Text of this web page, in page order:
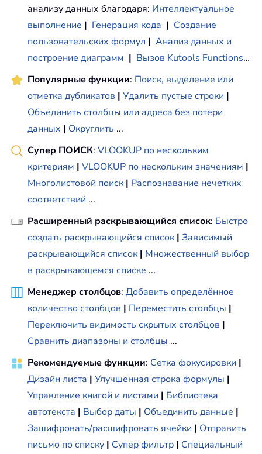
анализу данных благодаря: Интеллектуальное
выполнение | Генерация кода | Создание
пользовательских формул | Анализ данных и
построение диаграмм | Вызов Kutools Functions…
Популярные функции: Поиск, выделение или
отметка дубликатов | Удалить пустые строки |
Объединить столбцы или адреса без потери
данных | Округлить ...
Супер ПОИСК: VLOOKUP по нескольким
критериям | VLOOKUP по нескольким значениям |
Многолистовой поиск | Распознавание нечетких
соответствий ...
Расширенный раскрывающийся список: Быстро
создать раскрывающийся список | Зависимый
раскрывающийся список | Множественный выбор
в раскрывающемся списке ...
Менеджер столбцов: Добавить определённое
количество столбцов | Переместить столбцы |
Переключить видимость скрытых столбцов |
Сравнить диапазоны и столбцы ...
Рекомендуемые функции: Сетка фокусировки |
Дизайн листа | Улучшенная строка формулы |
Управление книгой и листами | Библиотека
автотекста | Выбор даты | Объединить данные |
Зашифровать/расшифровать ячейки | Отправить
письмо по списку | Супер фильтр | Специальный